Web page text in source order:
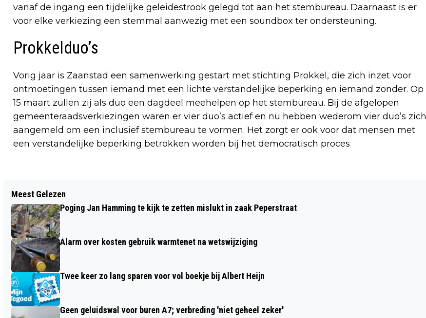
vanaf de ingang een tijdelijke geleidestrook gelegd tot aan het stembureau. Daarnaast is er
voor elke verkiezing een stemmal aanwezig met een soundbox ter ondersteuning.
Prokkelduo’s
Vorig jaar is Zaanstad een samenwerking gestart met stichting Prokkel, die zich inzet voor
ontmoetingen tussen iemand met een lichte verstandelijke beperking en iemand zonder. Op
15 maart zullen zij als duo een dagdeel meehelpen op het stembureau. Bij de afgelopen
gemeenteraadsverkiezingen waren er vier duo’s actief en nu hebben wederom vier duo’s zich
aangemeld om een inclusief stembureau te vormen. Het zorgt er ook voor dat mensen met
een verstandelijke beperking betrokken worden bij het democratisch proces
VANAF VANAVOND HINDER EN
OMLEIDINGEN A9 BIJ AMSTELVEEN
VLEERMUIZEN THORBECKEWEG
Meest Gelezen
Poging Jan Hamming te kijk te zetten mislukt in zaak Peperstraat
Alarm over kosten gebruik warmtenet na wetswijziging
Twee keer zo lang sparen voor vol boekje bij Albert Heijn
Geen geluidswal voor buren A7; verbreding 'niet geheel zeker'